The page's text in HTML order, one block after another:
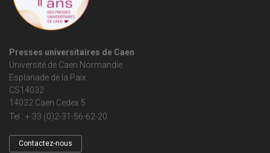
Presses universitaires de Caen
Université de Caen Normandie
Esplanade de la Paix
CS14032
14032 Caen Cedex 5
Tel : + 33 (0)2-31-56-62-20
Contactez-nous